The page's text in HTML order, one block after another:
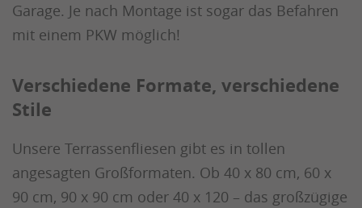
Garage. Je nach Montage ist sogar das Befahren
mit einem PKW möglich!
Verschiedene Formate, verschiedene
Stile
Unsere Terrassenfliesen gibt es in tollen
angesagten Großformaten. Ob 40 x 80 cm, 60 x
90 cm, 90 x 90 cm oder 40 x 120 – das großzügige